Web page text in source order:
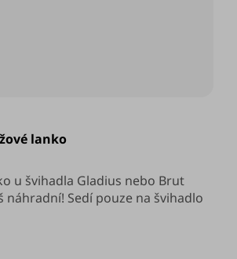
lanko
u švihadla Gladius nebo Brut
náhradní! Sedí pouze na švihadlo